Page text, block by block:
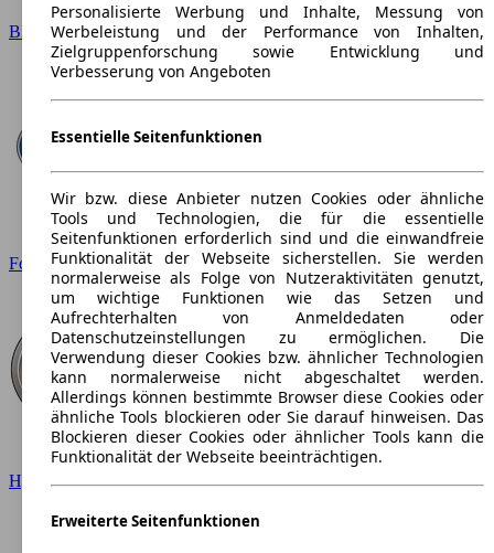
BMW
Ford
Hyundai
Personalisierte Werbung und Inhalte, Messung von
Werbeleistung und der Performance von Inhalten,
Zielgruppenforschung sowie Entwicklung und
Verbesserung von Angeboten
Essentielle Seitenfunktionen
Wir bzw. diese Anbieter nutzen Cookies oder ähnliche
Tools und Technologien, die für die essentielle
Seitenfunktionen erforderlich sind und die einwandfreie
Funktionalität der Webseite sicherstellen. Sie werden
normalerweise als Folge von Nutzeraktivitäten genutzt,
um wichtige Funktionen wie das Setzen und
Aufrechterhalten von Anmeldedaten oder
Datenschutzeinstellungen zu ermöglichen. Die
Verwendung dieser Cookies bzw. ähnlicher Technologien
kann normalerweise nicht abgeschaltet werden.
Allerdings können bestimmte Browser diese Cookies oder
ähnliche Tools blockieren oder Sie darauf hinweisen. Das
Blockieren dieser Cookies oder ähnlicher Tools kann die
Funktionalität der Webseite beeinträchtigen.
Erweiterte Seitenfunktionen